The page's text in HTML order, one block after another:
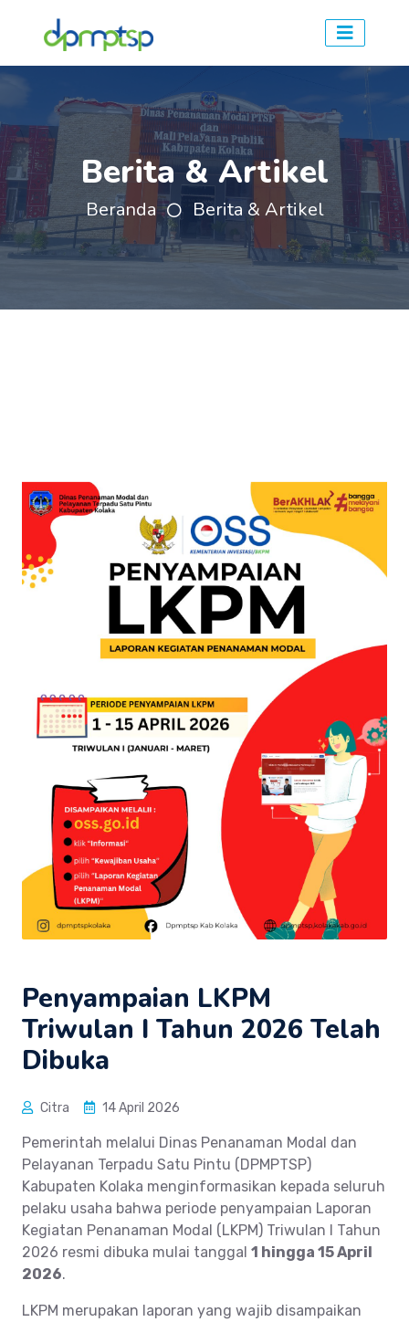
Berita & Artikel
Beranda Berita & Artikel
Penyampaian LKPM
Triwulan I Tahun 2026 Telah
Dibuka
Citra 14 April 2026
Pemerintah melalui Dinas Penanaman Modal dan
Pelayanan Terpadu Satu Pintu (DPMPTSP)
Kabupaten Kolaka menginformasikan kepada seluruh
pelaku usaha bahwa periode penyampaian Laporan
Kegiatan Penanaman Modal (LKPM) Triwulan I Tahun
2026 resmi dibuka mulai tanggal 1 hingga 15 April
2026.
LKPM merupakan laporan yang wajib disampaikan